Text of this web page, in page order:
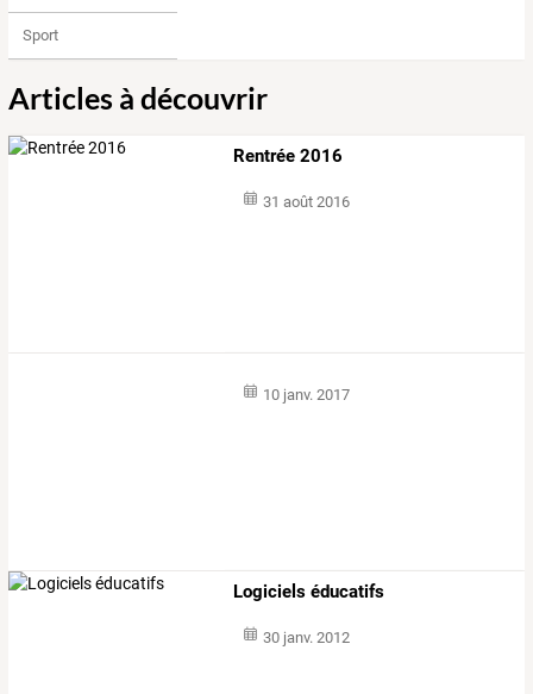
Sport
Articles à découvrir
Rentrée 2016
31 août 2016
10 janv. 2017
Logiciels éducatifs
30 janv. 2012